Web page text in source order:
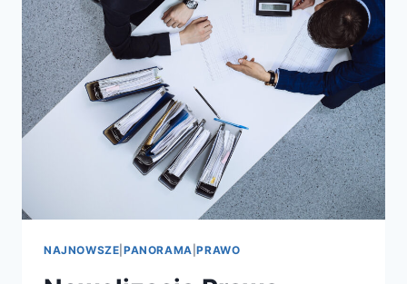
NAJNOWSZE PANORAMA |PRAWO